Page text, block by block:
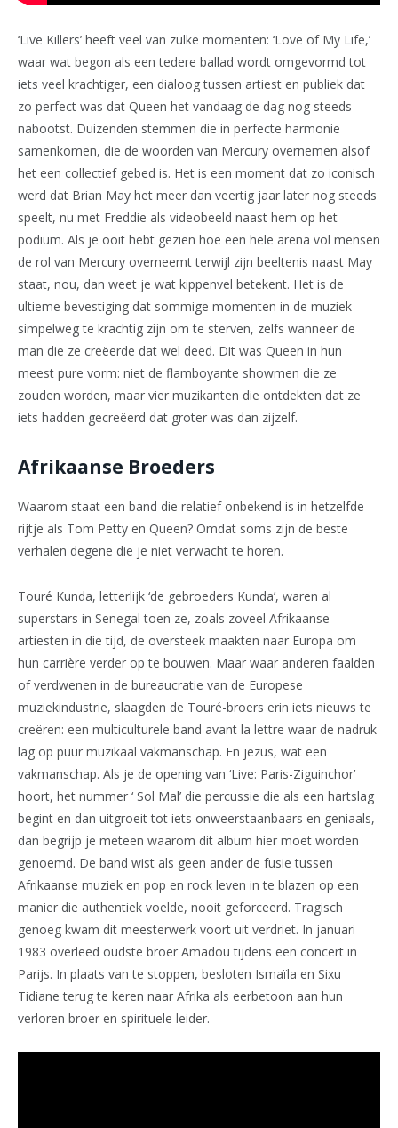
‘Live Killers’ heeft veel van zulke momenten: ‘Love of My Life,’
waar wat begon als een tedere ballad wordt omgevormd tot
iets veel krachtiger, een dialoog tussen artiest en publiek dat
zo perfect was dat Queen het vandaag de dag nog steeds
nabootst. Duizenden stemmen die in perfecte harmonie
samenkomen, die de woorden van Mercury overnemen alsof
het een collectief gebed is. Het is een moment dat zo iconisch
werd dat Brian May het meer dan veertig jaar later nog steeds
speelt, nu met Freddie als videobeeld naast hem op het
podium. Als je ooit hebt gezien hoe een hele arena vol mensen
de rol van Mercury overneemt terwijl zijn beeltenis naast May
staat, nou, dan weet je wat kippenvel betekent. Het is de
ultieme bevestiging dat sommige momenten in de muziek
simpelweg te krachtig zijn om te sterven, zelfs wanneer de
man die ze creëerde dat wel deed. Dit was Queen in hun
meest pure vorm: niet de flamboyante showmen die ze
zouden worden, maar vier muzikanten die ontdekten dat ze
iets hadden gecreëerd dat groter was dan zijzelf.
Afrikaanse Broeders
Waarom staat een band die relatief onbekend is in hetzelfde
rijtje als Tom Petty en Queen? Omdat soms zijn de beste
verhalen degene die je niet verwacht te horen.
Touré Kunda, letterlijk ‘de gebroeders Kunda’, waren al
superstars in Senegal toen ze, zoals zoveel Afrikaanse
artiesten in die tijd, de oversteek maakten naar Europa om
hun carrière verder op te bouwen. Maar waar anderen faalden
of verdwenen in de bureaucratie van de Europese
muziekindustrie, slaagden de Touré-broers erin iets nieuws te
creëren: een multiculturele band avant la lettre waar de nadruk
lag op puur muzikaal vakmanschap. En jezus, wat een
vakmanschap. Als je de opening van ‘Live: Paris-Ziguinchor’
hoort, het nummer ‘ Sol Mal’ die percussie die als een hartslag
begint en dan uitgroeit tot iets onweerstaanbaars en geniaals,
dan begrijp je meteen waarom dit album hier moet worden
genoemd. De band wist als geen ander de fusie tussen
Afrikaanse muziek en pop en rock leven in te blazen op een
manier die authentiek voelde, nooit geforceerd. Tragisch
genoeg kwam dit meesterwerk voort uit verdriet. In januari
1983 overleed oudste broer Amadou tijdens een concert in
Parijs. In plaats van te stoppen, besloten Ismaïla en Sixu
Tidiane terug te keren naar Afrika als eerbetoon aan hun
verloren broer en spirituele leider.